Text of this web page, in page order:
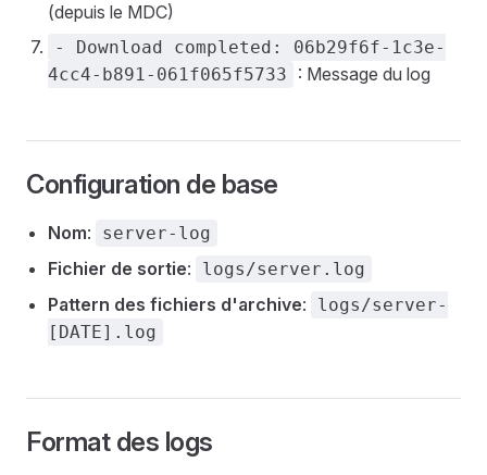
(depuis le MDC)
- Download completed: 06b29f6f-1c3e-
4cc4-b891-061f065f5733
: Message du log
Configuration de base
Nom: server-log
Fichier de sortie: logs/server.log
Pattern des fichiers d'archive:
logs/server-
[DATE].log
Format des logs